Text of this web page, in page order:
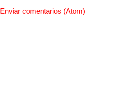
Enviar comentarios (Atom)